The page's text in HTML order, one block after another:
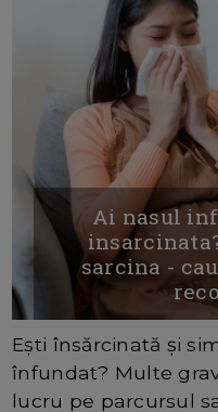
Ai nasul
sarcina -
Ești însărcinată și
înfundat? Multe
lucru pe parcursul